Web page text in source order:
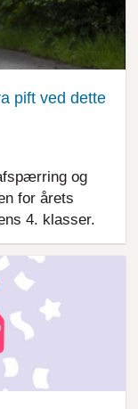
pift ved dette
og
for årets
4. klasser.